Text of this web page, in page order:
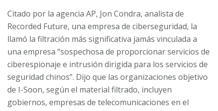
Citado por la agencia AP, Jon Condra, analista de
Recorded Future, una empresa de ciberseguridad, la
llamó la filtración más significativa jamás vinculada a
una empresa “sospechosa de proporcionar servicios de
ciberespionaje e intrusión dirigida para los servicios de
seguridad chinos”. Dijo que las organizaciones objetivo
de I-Soon, según el material filtrado, incluyen
gobiernos, empresas de telecomunicaciones en el